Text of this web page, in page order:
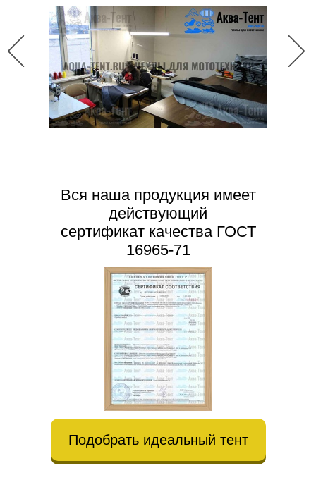
Вся наша продукция имеет
действующий
сертификат качества ГОСТ
16965-71
Подобрать идеальный тент